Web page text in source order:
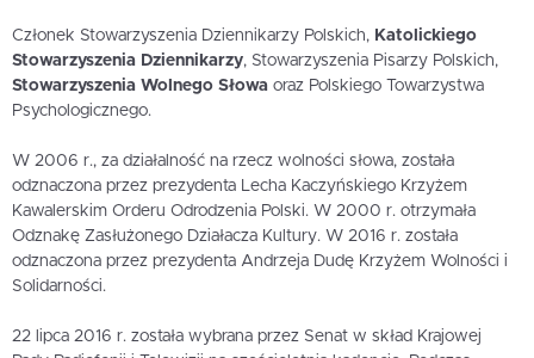
Członek Stowarzyszenia Dziennikarzy Polskich, Katolickiego
Stowarzyszenia Dziennikarzy, Stowarzyszenia Pisarzy Polskich,
Stowarzyszenia Wolnego Słowa oraz Polskiego Towarzystwa
Psychologicznego.
W 2006 r., za działalność na rzecz wolności słowa, została
odznaczona przez prezydenta Lecha Kaczyńskiego Krzyżem
Kawalerskim Orderu Odrodzenia Polski. W 2000 r. otrzymała
Odznakę Zasłużonego Działacza Kultury. W 2016 r. została
odznaczona przez prezydenta Andrzeja Dudę Krzyżem Wolności i
Solidarności.
22 lipca 2016 r. została wybrana przez Senat w skład Krajowej